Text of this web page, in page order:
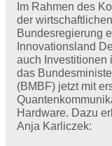
Im Rahmen des
der
Bundesregierung
Innovationsland
auch Investitionen
das
(BMBF) jetzt mit
Hardware. Dazu
Anja Karliczek: